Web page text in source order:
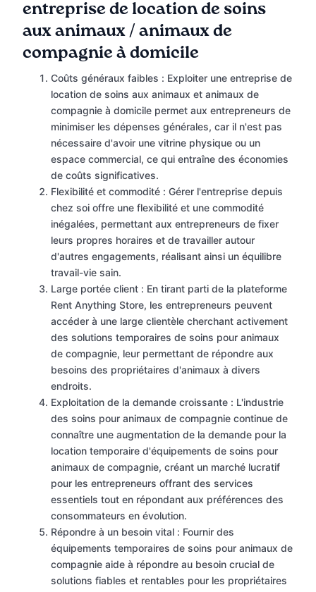
entreprise de location de soins
aux animaux / animaux de
compagnie à domicile
Coûts généraux faibles : Exploiter une entreprise de
location de soins aux animaux et animaux de
compagnie à domicile permet aux entrepreneurs de
minimiser les dépenses générales, car il n'est pas
nécessaire d'avoir une vitrine physique ou un
espace commercial, ce qui entraîne des économies
de coûts significatives.
Flexibilité et commodité : Gérer l'entreprise depuis
chez soi offre une flexibilité et une commodité
inégalées, permettant aux entrepreneurs de fixer
leurs propres horaires et de travailler autour
d'autres engagements, réalisant ainsi un équilibre
travail-vie sain.
Large portée client : En tirant parti de la plateforme
Rent Anything Store, les entrepreneurs peuvent
accéder à une large clientèle cherchant activement
des solutions temporaires de soins pour animaux
de compagnie, leur permettant de répondre aux
besoins des propriétaires d'animaux à divers
endroits.
Exploitation de la demande croissante : L'industrie
des soins pour animaux de compagnie continue de
connaître une augmentation de la demande pour la
location temporaire d'équipements de soins pour
animaux de compagnie, créant un marché lucratif
pour les entrepreneurs offrant des services
essentiels tout en répondant aux préférences des
consommateurs en évolution.
Répondre à un besoin vital : Fournir des
équipements temporaires de soins pour animaux de
compagnie aide à répondre au besoin crucial de
solutions fiables et rentables pour les propriétaires